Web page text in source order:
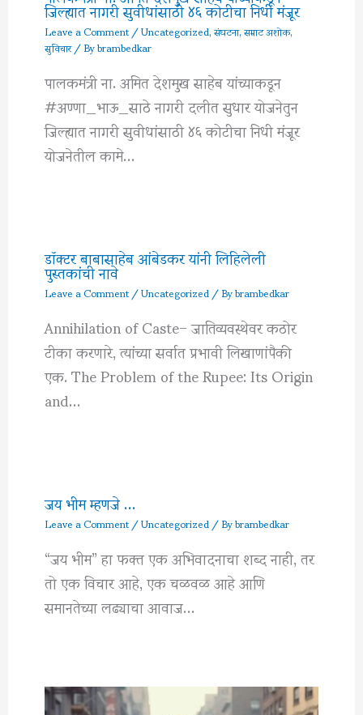
जिल्ह्यात नागरी सुवीधांसाठी ४६ कोटीचा निधी मंजूर
Leave a Comment/Uncategorized,संघटना,सम्राट अशोक,
सुविचार/ Bybrambedkar
पालकमंत्री ना. अमित देशमुख साहेब यांच्याकडून
#अण्णा_भाऊ_साठे नागरी दलीत सुधार योजनेतुन
जिल्ह्यात नागरी सुवीधांसाठी ४६ कोटीचा निधी मंजूर
योजनेतील कामे…
डॉक्टर बाबासाहेब आंबेडकर यांनी लिहिलेली
पुस्तकांची नावे
Leave a Comment/Uncategorized/ Bybrambedkar
Annihilation of Caste– जातिव्यवस्थेवर कठोर
टीका करणारे, त्यांच्या सर्वात प्रभावी लिखाणांपैकी
एक. The Problem of the Rupee: Its Origin
and…
जय भीम म्हणजे …
Leave a Comment/Uncategorized/ Bybrambedkar
“जय भीम” हा फक्त एक अभिवादनाचा शब्द नाही, तर
तो एक विचार आहे, एक चळवळ आहे आणि
समानतेच्या लढ्याचा आवाज…